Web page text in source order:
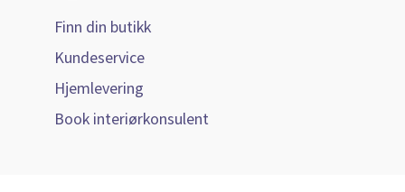
Finn din butikk
Kundeservice
Hjemlevering
Book interiørkonsulent